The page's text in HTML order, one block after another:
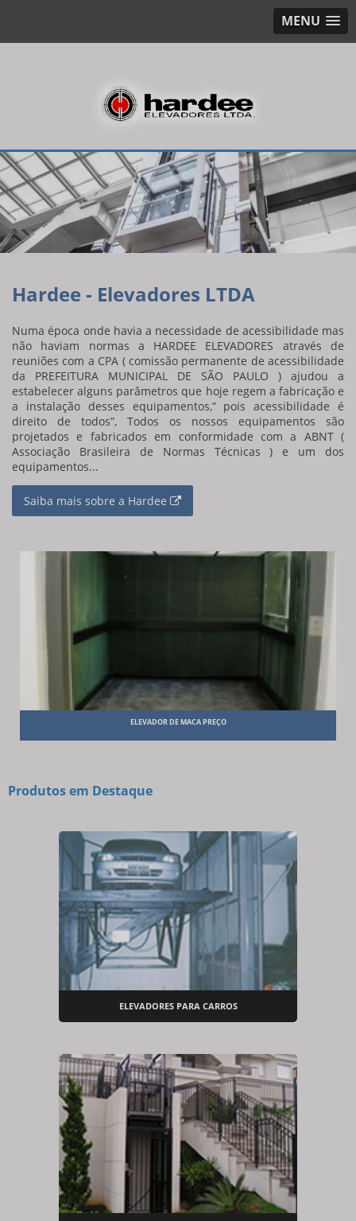
MENU
Hardee - Elevadores LTDA
Numa época onde havia a necessidade de acessibilidade mas
não haviam normas a HARDEE ELEVADORES através de
reuniões com a CPA ( comissão permanente de acessibilidade
da PREFEITURA MUNICIPAL DE SÃO PAULO ) ajudou a
estabelecer alguns parâmetros que hoje regem a fabricação e
a instalação desses equipamentos,” pois acessibilidade é
direito de todos”, Todos os nossos equipamentos são
projetados e fabricados em conformidade com a ABNT (
Associação Brasileira de Normas Técnicas ) e um dos
equipamentos...
Saiba mais sobre a Hardee
ELEVADOR DE MACA PREÇO
Produtos em Destaque
ELEVADORES PARA CARROS